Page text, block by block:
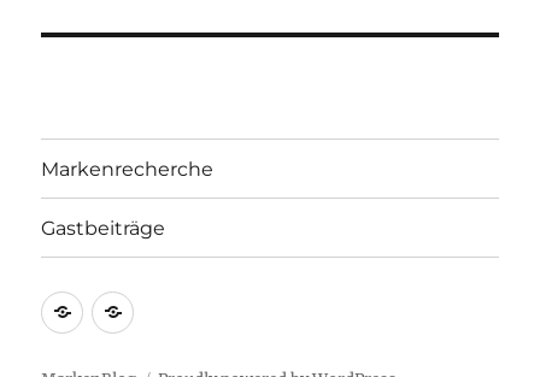
Markenrecherche
Gastbeiträge
Markenrecherche
Gastbeiträge